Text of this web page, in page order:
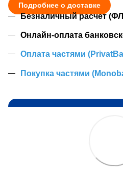
Подробнее о доставке
Безналичный расчет
Онлайн-оплата
Оплата частями
Покупка частями